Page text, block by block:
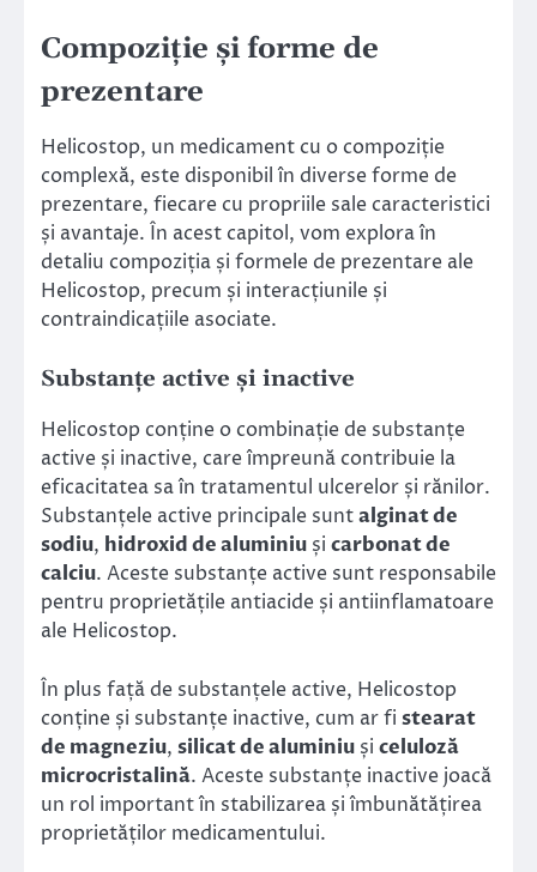
Compoziție și forme de
prezentare
Helicostop, un medicament cu o compoziție
complexă, este disponibil în diverse forme de
prezentare, fiecare cu propriile sale caracteristici
și avantaje. În acest capitol, vom explora în
detaliu compoziția și formele de prezentare ale
Helicostop, precum și interacțiunile și
contraindicațiile asociate.
Substanțe active și inactive
Helicostop conține o combinație de substanțe
active și inactive, care împreună contribuie la
eficacitatea sa în tratamentul ulcerelor și rănilor.
Substanțele active principale suntalginat de
sodiu, hidroxid de aluminiu și carbonat de
calciu. Aceste substanțe active sunt responsabile
pentru proprietățile antiacide și antiinflamatoare
ale Helicostop.
În plus față de substanțele active, Helicostop
conține și substanțe inactive, cum ar fi stearat
de magneziu, silicat de aluminiu și celuloză
microcristalină. Aceste substanțe inactive joacă
un rol important în stabilizarea și îmbunătățirea
proprietăților medicamentului.